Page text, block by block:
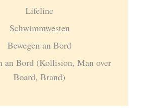
Lifeline
Schwimmwesten
Bewegen an Bord
an Bord (Kollision, Man over
Board, Brand)